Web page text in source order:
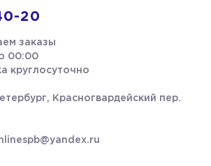
20
заказы
00:00
круглосуточно
Красногвардейский пер.